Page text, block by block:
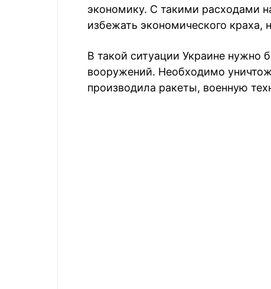
экономику. С такими расходами
избежать экономического краха,
В такой ситуации Украине нужно
вооружений. Необходимо
производила ракеты, военную